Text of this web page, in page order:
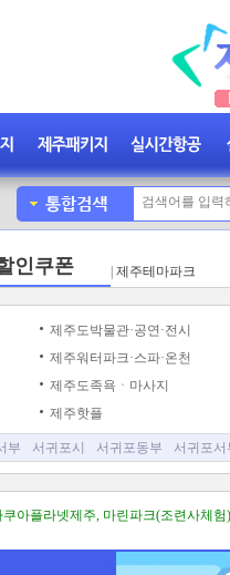
인쿠폰 제주테마파크
제주도박물관·공연·전시
제주워터파크·스파·온천
제주도족욕ㆍ마사지
제주핫플
부 서귀포시 서귀포동부 서귀포서
아플라넷제주, 마린파크(조련사체